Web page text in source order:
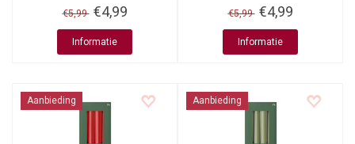
€5,99 €4,99
Informatie
€5,99 €4,99
Informatie
Aanbieding Aanbieding